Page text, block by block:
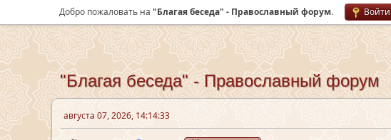
Добро пожаловать на "Благая беседа" - Православный форум. Войти
"Благая беседа" - Православный форум
августа 07, 2026, 14:14:33